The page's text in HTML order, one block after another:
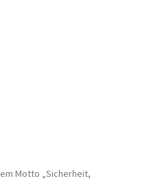
Motto „Sicherheit,